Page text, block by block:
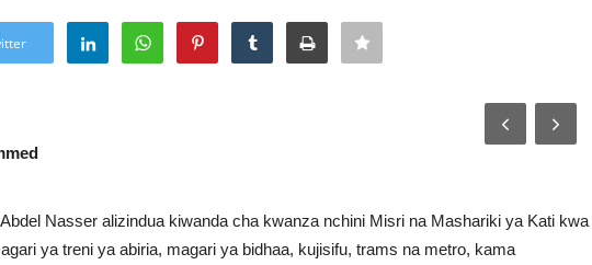
Nasser alizindua kiwanda cha kwanza nchini Misri na Mashariki ya Kati kwa
ya treni ya abiria, magari ya bidhaa, kujisifu, trams na metro, kama